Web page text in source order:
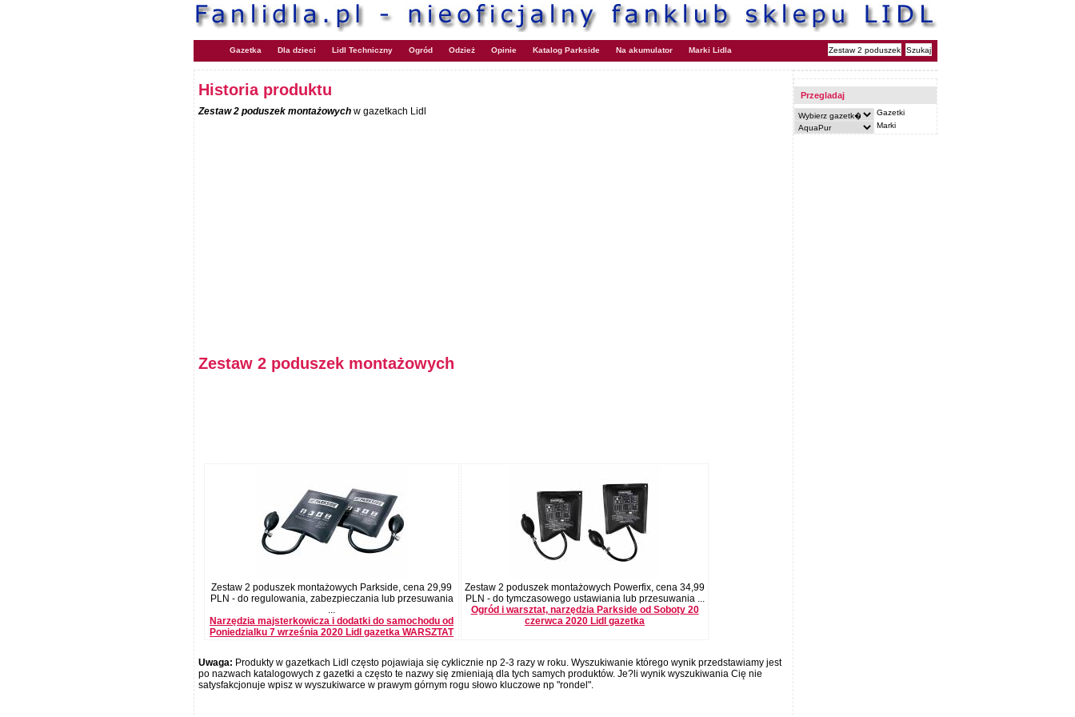
Gazetka Dla dzieci Lidl Techniczny Ogród Odzież Opinie Katalog Parkside Na akumulator Marki Lidla
Historia produktu
Zestaw 2 poduszek montażowych w gazetkach Lidl
Zestaw 2 poduszek montażowych
Zestaw 2 poduszek montażowych Parkside, cena 29,99
PLN - do regulowania, zabezpieczania lub przesuwania
Narzędzia majsterkowicza i dodatki do samochodu od
Poniedzialku 7 września 2020 Lidl gazetka WARSZTAT
Zestaw 2 poduszek montażowych Powerfix, cena 34,99
PLN - do tymczasowego ustawiania lub przesuwania ...
Ogród i warsztat, narzędzia Parkside od Soboty 20
czerwca 2020 Lidl gazetka
Uwaga: Produkty w gazetkach Lidl często pojawiaja się cyklicznie np 2-3 razy w roku. Wyszukiwanie którego wynik przedstawiamy jest
po nazwach katalogowych z gazetki a często te nazwy się zmieniają dla tych samych produktów. Je?li wynik wyszukiwania Cię nie
satysfakcjonuje wpisz w wyszukiwarce w prawym górnym rogu słowo kluczowe np "rondel".
Przegladaj
Gazetki
Marki